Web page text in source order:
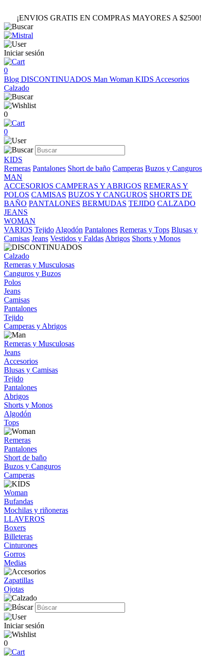
¡ENVIOS GRATIS EN COMPRAS MAYORES A $2500!
Iniciar sesión
0
Blog DISCONTINUADOS Man Woman KIDS Accesorios
Calzado
0
0
KIDS
Remeras Pantalones Short de baño Camperas Buzos y Canguros
MAN
ACCESORIOS CAMPERAS Y ABRIGOS REMERAS Y
POLOS CAMISAS BUZOS Y CANGUROS SHORTS DE
BAÑO PANTALONES BERMUDAS TEJIDO CALZADO
JEANS
WOMAN
VARIOS Tejido Algodón Pantalones Remeras y Tops Blusas y
Camisas Jeans Vestidos y Faldas Abrigos Shorts y Monos
Calzado
Remeras y Musculosas
Canguros y Buzos
Polos
Jeans
Camisas
Pantalones
Tejido
Camperas y Abrigos
Remeras y Musculosas
Jeans
Accesorios
Blusas y Camisas
Tejido
Pantalones
Abrigos
Shorts y Monos
Algodón
Tops
Remeras
Pantalones
Short de baño
Buzos y Canguros
Camperas
Woman
Bufandas
Mochilas y riñoneras
LLAVEROS
Boxers
Billeteras
Cinturones
Gorros
Medias
Zapatillas
Ojotas
Iniciar sesión
0